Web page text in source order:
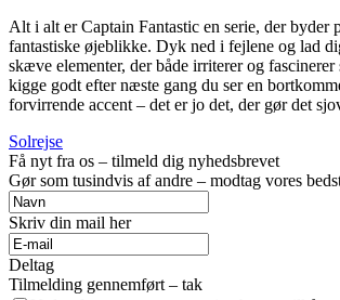
Alt i alt er Captain Fantastic en serie, der byder
fantastiske øjeblikke. Dyk ned i fejlene og lad
skæve elementer, der både irriterer og fascinerer
kigge godt efter næste gang du ser en
forvirrende accent – det er jo det, der gør det
Solrejse
Få nyt fra os – tilmeld dig nyhedsbrevet
Gør som tusindvis af andre – modtag vores
Skriv din mail her
Deltag
Tilmelding gennemført – tak